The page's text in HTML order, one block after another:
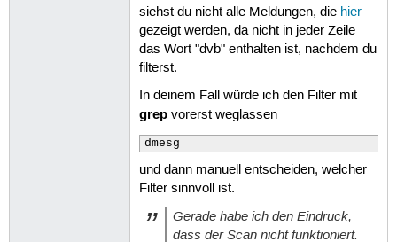
145
146
147
148
149
151
152
154
156
157
159
160
siehst du nicht alle Meldungen, die hier
gezeigt werden, da nicht in jeder Zeile
das Wort "dvb" enthalten ist, nachdem du
filterst.
In deinem Fall würde ich den Filter mit
grepvorerst weglassen
dmesg
und dann manuell entscheiden, welcher
Filter sinnvoll ist.
Gerade habe ich den Eindruck,
dass der Scan nicht funktioniert.